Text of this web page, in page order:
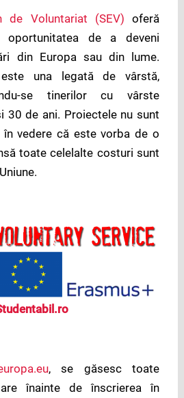
de Voluntariat (SEV) oferă
oportunitatea de a deveni
din Europa sau din lume.
una legată de vârstă,
se tinerilor cu vârste
30 de ani. Proiectele nu sunt
în vedere că este vorba de o
toate celelalte costuri sunt
, se găsesc toate
înainte de înscrierea în